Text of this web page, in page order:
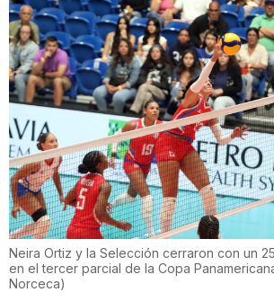
Neira Ortiz y la Selección cerraron con un
en el tercer parcial de la Copa
Norceca)